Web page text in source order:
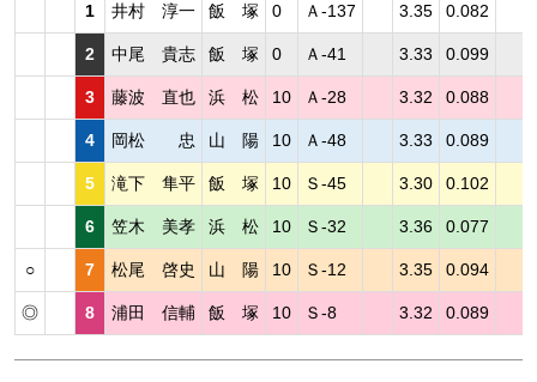
1 井村 淳一 飯 塚 0 Ａ-137 3.35 0.082
2 中尾 貴志 飯 塚 0 Ａ-41 3.33 0.099
3 藤波 直也 浜 松 10 Ａ-28 3.32 0.088
4 岡松 忠 山 陽 10 Ａ-48 3.33 0.089
5 滝下 隼平 飯 塚 10 Ｓ-45 3.30 0.102
6 笠木 美孝 浜 松 10 Ｓ-32 3.36 0.077
○ 7 松尾 啓史 山 陽 10 Ｓ-12 3.35 0.094
◎ 8 浦田 信輔 飯 塚 10 Ｓ-8 3.32 0.089